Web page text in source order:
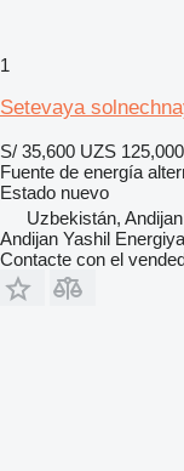
1
Setevaya
S/ 35,600 UZS
Fuente de energía
Estado nuevo
Uzbekistán, Andijan
Andijan Yashil Energiya
Contacte con el